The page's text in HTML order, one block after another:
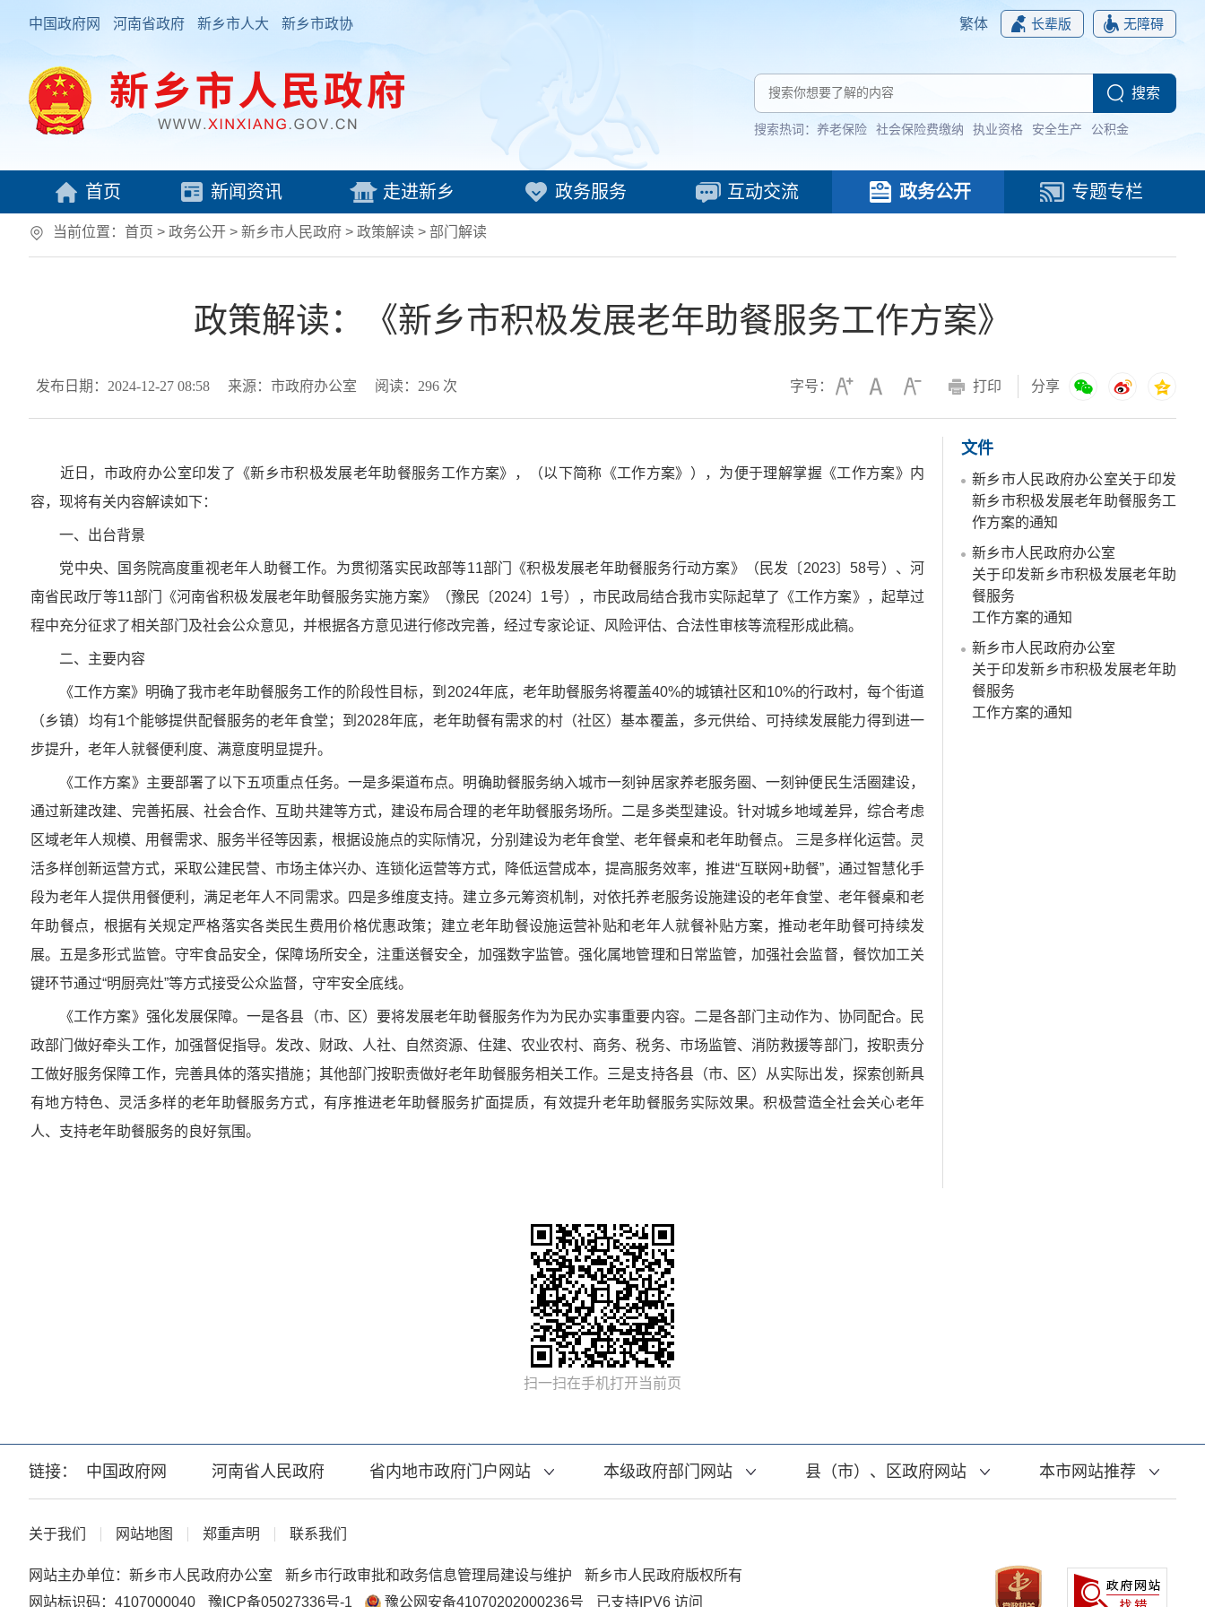
中国政府网 河南省政府 新乡市人大 新乡市政协 繁体 长辈版 无障碍
搜索热词： 养老保险 社会保险费缴纳 执业资格 安全生产 公积金
首页 新闻资讯 走进新乡 政务服务 互动交流 政务公开 专题专栏
当前位置： 首页 > 政务公开 > 新乡市人民政府 > 政策解读 > 部门解读
政策解读：《新乡市积极发展老年助餐服务工作方案》
发布日期：2024-12-27 08:58 来源：市政府办公室 阅读： 296 次 字号： 打印 分享
近日，市政府办公室印发了《新乡市积极发展老年助餐服务工作方案》，（以下简称《工作方案》），为便于理解掌握《工作方案》内
容，现将有关内容解读如下：
一、出台背景
党中央、国务院高度重视老年人助餐工作。为贯彻落实民政部等11部门《积极发展老年助餐服务行动方案》（民发〔2023〕58号）、河
南省民政厅等11部门《河南省积极发展老年助餐服务实施方案》（豫民〔2024〕1号），市民政局结合我市实际起草了《工作方案》，起草过
程中充分征求了相关部门及社会公众意见，并根据各方意见进行修改完善，经过专家论证、风险评估、合法性审核等流程形成此稿。
二、主要内容
《工作方案》明确了我市老年助餐服务工作的阶段性目标，到2024年底，老年助餐服务将覆盖40%的城镇社区和10%的行政村，每个街道
（乡镇）均有1个能够提供配餐服务的老年食堂；到2028年底，老年助餐有需求的村（社区）基本覆盖，多元供给、可持续发展能力得到进一
步提升，老年人就餐便利度、满意度明显提升。
《工作方案》主要部署了以下五项重点任务。一是多渠道布点。明确助餐服务纳入城市一刻钟居家养老服务圈、一刻钟便民生活圈建设，
通过新建改建、完善拓展、社会合作、互助共建等方式，建设布局合理的老年助餐服务场所。二是多类型建设。针对城乡地域差异，综合考虑
区域老年人规模、用餐需求、服务半径等因素，根据设施点的实际情况，分别建设为老年食堂、老年餐桌和老年助餐点。 三是多样化运营。灵
活多样创新运营方式，采取公建民营、市场主体兴办、连锁化运营等方式，降低运营成本，提高服务效率，推进“互联网+助餐”，通过智慧化手
段为老年人提供用餐便利，满足老年人不同需求。四是多维度支持。建立多元筹资机制，对依托养老服务设施建设的老年食堂、老年餐桌和老
年助餐点，根据有关规定严格落实各类民生费用价格优惠政策；建立老年助餐设施运营补贴和老年人就餐补贴方案，推动老年助餐可持续发
展。五是多形式监管。守牢食品安全，保障场所安全，注重送餐安全，加强数字监管。强化属地管理和日常监管，加强社会监督，餐饮加工关
键环节通过“明厨亮灶”等方式接受公众监督，守牢安全底线。
《工作方案》强化发展保障。一是各县（市、区）要将发展老年助餐服务作为为民办实事重要内容。二是各部门主动作为、协同配合。民
政部门做好牵头工作，加强督促指导。发改、财政、人社、自然资源、住建、农业农村、商务、税务、市场监管、消防救援等部门，按职责分
工做好服务保障工作，完善具体的落实措施；其他部门按职责做好老年助餐服务相关工作。三是支持各县（市、区）从实际出发，探索创新具
有地方特色、灵活多样的老年助餐服务方式，有序推进老年助餐服务扩面提质，有效提升老年助餐服务实际效果。积极营造全社会关心老年
人、支持老年助餐服务的良好氛围。
文件
新乡市人民政府办公室关于印发
新乡市积极发展老年助餐服务工
作方案的通知
新乡市人民政府办公室
关于印发新乡市积极发展老年助
餐服务
工作方案的通知
新乡市人民政府办公室
关于印发新乡市积极发展老年助
餐服务
工作方案的通知
扫一扫在手机打开当前页
链接： 中国政府网 河南省人民政府 省内地市政府门户网站 本级政府部门网站 县（市）、区政府网站 本市网站推荐
关于我们 网站地图 郑重声明 联系我们
网站主办单位：新乡市人民政府办公室 新乡市行政审批和政务信息管理局建设与维护
新乡市人民政府版权所有
网站标识码：4107000040
豫ICP备05027336号-1 豫公网安备41070202000236号 已支持IPV6 访问